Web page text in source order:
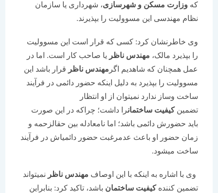
وزارت مسکن و شهرسازی ، شهرداری یا سازمان
نظام مهندسی این مسوولیت را بپذیرند.
وی خاطرنشان کرد: کسی که قرار است این مسوولیت
را بپذیرد مالک،مهندس ناظر یا صاحب کار است. اما در
عمل همچنان که شاهدیم اگرمهندس ناظر قرار باشد این
مسوولیت را بپذیرد به دلیل اینکه حضور دائمی در فرآیند
ساخت وساز ندارد نمیتوان از او انتظار
تضمینکیفیت ساختمانرا داشت؛ چراکه در این صورت
باید حضورش دائمی باشد؛ اما نامعادله بین حقالزحمه و
زمان حضور او باعث عدمرغبت حضور دائمیاش در فرآیند
ساخت میشود.
وی با اشاره به اینکه با این اوصافمهندس ناظر نمیتواند
تضمین کننده کیفیت ساختمانباشد، تاکید کرد: بنابراین